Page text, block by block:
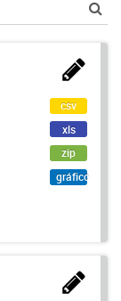
csv
xls
zip
gráfico